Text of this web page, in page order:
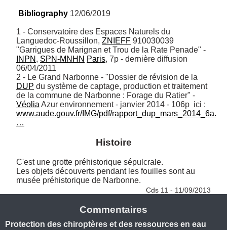
Bibliography 12/06/2019
1 - Conservatoire des Espaces Naturels du
Languedoc-Roussillon, ZNIEFF 910030039
INPN , SPN-MNHN Paris, 7p - dernière diffusion
06/04/2011
DUP du système de captage, production et traitement
Véolia
www.aude.gouv.fr/IMG/pdf/rapport_dup_mars_2014_6a.
…
Histoire
C'est une grotte préhistorique sépulcrale.
Les objets découverts pendant les fouilles sont au
musée préhistorique de Narbonne.
Cds 11 - 11/09/2013
Commentaires
Protection des chiroptères et des ressources en eau